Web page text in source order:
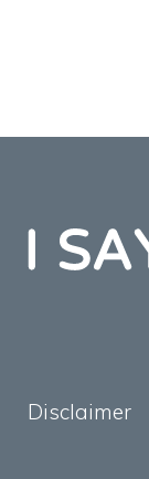
Disclaimer